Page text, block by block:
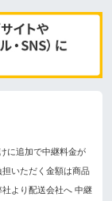
に追加で中継料金が
いただく金額は商品
より配送会社へ 中継